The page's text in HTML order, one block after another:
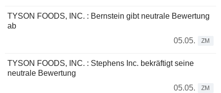
TYSON FOODS, INC. : Bernstein gibt neutrale Bewertung
ab
05.05.
ZM
TYSON FOODS, INC. : Stephens Inc. bekräftigt seine
neutrale Bewertung
05.05.
ZM